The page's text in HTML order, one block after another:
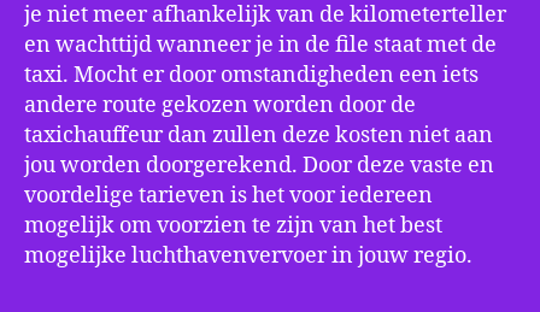
je niet meer afhankelijk van de kilometerteller
en wachttijd wanneer je in de file staat met de
taxi. Mocht er door omstandigheden een iets
andere route gekozen worden door de
taxichauffeur dan zullen deze kosten niet aan
jou worden doorgerekend. Door deze vaste en
voordelige tarieven is het voor iedereen
mogelijk om voorzien te zijn van het best
mogelijke luchthavenvervoer in jouw regio.